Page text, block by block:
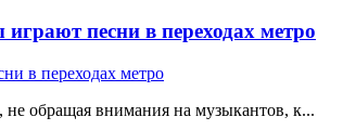
песни в переходах метро
обращая внимания на музыкантов, к...